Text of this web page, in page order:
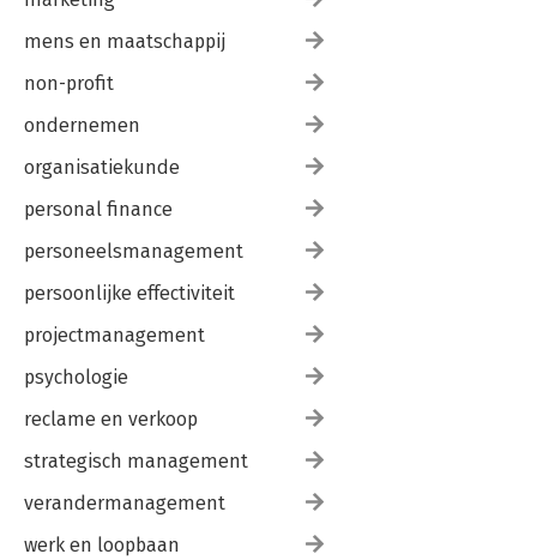
mens en maatschappij
non-profit
ondernemen
organisatiekunde
personal finance
personeelsmanagement
persoonlijke effectiviteit
projectmanagement
psychologie
reclame en verkoop
strategisch management
verandermanagement
werk en loopbaan